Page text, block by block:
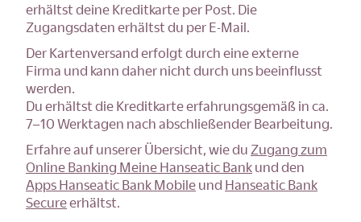
erhältst deine Kreditkarte per Post. Die
Zugangsdaten erhältst du per E-Mail.
Der Kartenversand erfolgt durch eine externe
Firma und kann daher nicht durch uns beeinflusst
werden.
Du erhältst die Kreditkarte erfahrungsgemäß in ca.
7–10 Werktagen nach abschließender Bearbeitung.
Erfahre auf unserer Übersicht, wie du Zugang zum
Online Banking Meine Hanseatic Bank und den
Apps Hanseatic Bank Mobile und Hanseatic Bank
Secureerhältst.